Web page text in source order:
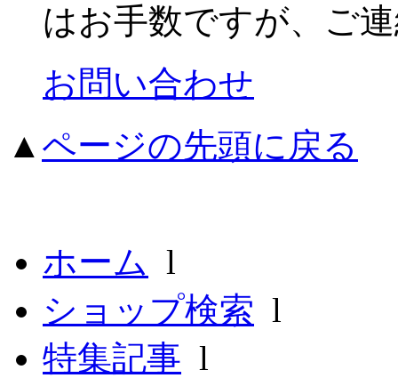
はお手数ですが、ご
お問い合わせ
▲ ページの先頭に戻る
ホーム l
ショップ検索 l
特集記事 l